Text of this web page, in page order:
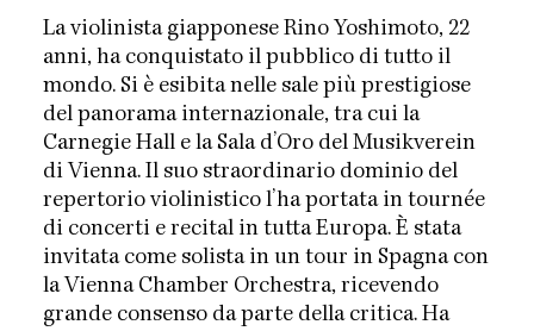
La violinista giapponese Rino Yoshimoto, 22
anni, ha conquistato il pubblico di tutto il
mondo. Si è esibita nelle sale più prestigiose
del panorama internazionale, tra cui la
Carnegie Hall e la Sala d’Oro del Musikverein
di Vienna. Il suo straordinario dominio del
repertorio violinistico l’ha portata in tournée
di concerti e recital in tutta Europa. È stata
invitata come solista in un tour in Spagna con
la Vienna Chamber Orchestra, ricevendo
grande consenso da parte della critica. Ha